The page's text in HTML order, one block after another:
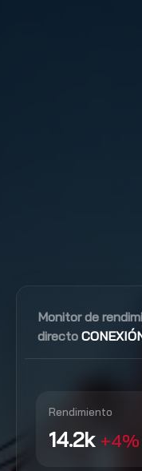
Monitor de
directo
Rendimiento
14.2k +4%